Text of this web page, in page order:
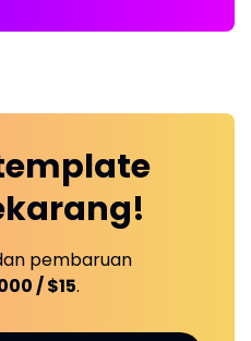
pembaruan
/ $15.